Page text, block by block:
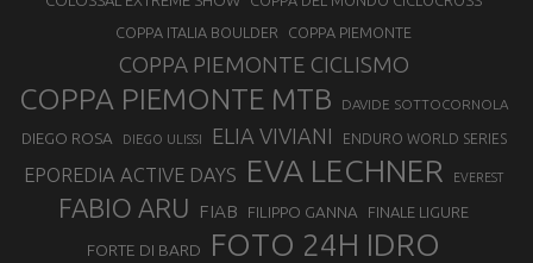
COPPA ITALIA BOULDER
COPPA PIEMONTE
COPPA PIEMONTE CICLISMO
COPPA PIEMONTE MTB DAVIDE SOTTOCORNOLA
DIEGO ROSA DIEGO ULISSI ELIA VIVIANI ENDURO WORLD SERIES
EPOREDIA ACTIVE DAYS EVA LECHNER EVEREST
FABIO ARU FIAB FILIPPO GANNA FINALE LIGURE
FORTE DI BARD FOTO 24H IDRO